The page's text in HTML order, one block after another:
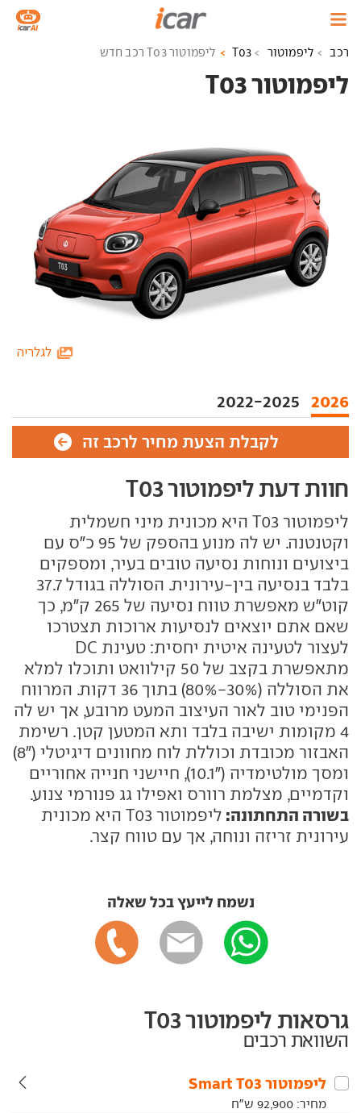
רכב ליפמוטור T03 ליפמוטור T03 רכב חדש
ליפמוטור T03 ‏
2026
2022-2025
לגלריה
לקבלת הצעת מחיר לרכב זה
חוות דעת ליפמוטור T03
ליפמוטור T03 היא מכונית מיני חשמלית
וקטנטנה. יש לה מנוע בהספק של 95 כ"ס עם
ביצועים ונוחות נסיעה טובים בעיר, ומספקים
בלבד בנסיעה בין-עירונית. הסוללה בגודל 37.7
קוט"ש מאפשרת טווח נסיעה של 265 ק"מ, כך
שאם אתם יוצאים לנסיעות ארוכות תצטרכו
לעצור לטעינה איטית יחסית: טעינת DC
מתאפשרת בקצב של 50 קילוואט ותוכלו למלא
את הסוללה (30%-80%) בתוך 36 דקות. המרווח
הפנימי טוב לאור העיצוב המעט מרובע, אך יש לה
4 מקומות ישיבה בלבד ותא המטען קטן. רשימת
האבזור מכובדת וכוללת לוח מחוונים דיגיטלי ("8)
ומסך מולטימדיה ("10.1), חיישני חנייה אחוריים
וקדמיים, מצלמת רוורס ואפילו גג פנורמי צנוע.
בשורה התחתונה:
ליפמוטור T03 היא מכונית
עירונית זריזה ונוחה, אך עם טווח קצר.
נשמח לייעץ בכל שאלה
גרסאות ליפמוטור T03
השוואת רכבים
ליפמוטור‏ T03‏ Smart
מחיר: 92,900 ש"ח